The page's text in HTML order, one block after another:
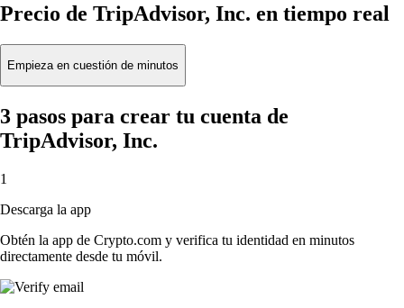
Precio de TripAdvisor, Inc. en tiempo real
Empieza en cuestión de minutos
3 pasos para crear tu cuenta de
TripAdvisor, Inc.
1
Descarga la app
Obtén la app de Crypto.com y verifica tu identidad en minutos
directamente desde tu móvil.